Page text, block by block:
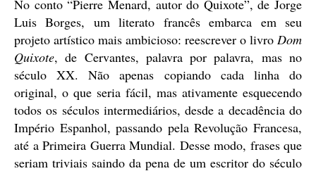
No conto “Pierre Menard, autor do Quixote”, de Jorge
Luis Borges, um literato francês embarca em seu
projeto artístico mais ambicioso: reescrever o livro Dom
Quixote, de Cervantes, palavra por palavra, mas no
século XX. Não apenas copiando cada linha do
original, o que seria fácil, mas ativamente esquecendo
todos os séculos intermediários, desde a decadência do
Império Espanhol, passando pela Revolução Francesa,
até a Primeira Guerra Mundial. Desse modo, frases que
seriam triviais saindo da pena de um escritor do século